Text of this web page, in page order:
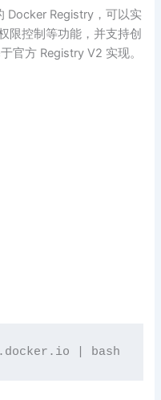
Docker Registry，可以实
限控制等功能，并支持创
官方 Registry V2 实现。
| bash